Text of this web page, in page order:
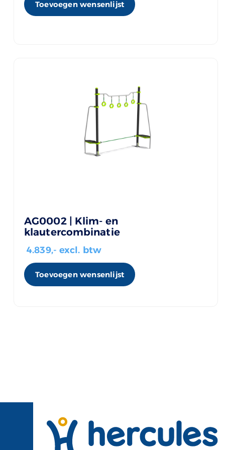
Toevoegen wensenlijst
AG0002 | Klim- en
klautercombinatie
4.839,- excl. btw
Toevoegen wensenlijst